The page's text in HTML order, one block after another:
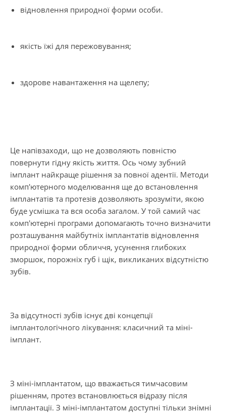
відновлення природної форми особи.
якість їжі для пережовування;
здорове навантаження на щелепу;
Це напівзаходи, що не дозволяють повністю
повернути гідну якість життя. Ось чому зубний
імплант найкраще рішення за повної адентії. Методи
комп'ютерного моделювання ще до встановлення
імплантатів та протезів дозволяють зрозуміти, якою
буде усмішка та вся особа загалом. У той самий час
комп'ютерні програми допомагають точно визначити
розташування майбутніх імплантатів відновлення
природної форми обличчя, усунення глибоких
зморшок, порожніх губ і щік, викликаних відсутністю
зубів.
За відсутності зубів існує дві концепції
імплантологічного лікування: класичний та міні-
імплант.
З міні-імплантатом, що вважається тимчасовим
рішенням, протез встановлюється відразу після
імплантації. З міні-імплантатом доступні тільки знімні